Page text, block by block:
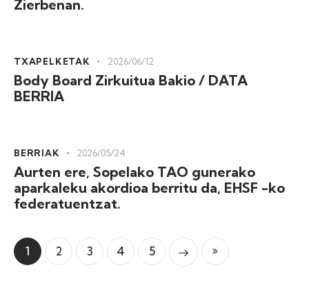
Zierbenan.
TXAPELKETAK 2026/06/12
Body Board Zirkuitua Bakio / DATA
BERRIA
BERRIAK 2026/05/24
Aurten ere, Sopelako TAO gunerako
aparkaleku akordioa berritu da, EHSF -ko
federatuentzat.
1 2 3 4 5
Next Last